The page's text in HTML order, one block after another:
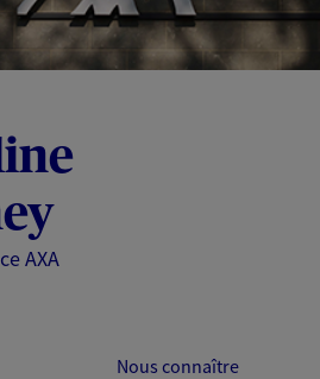
de
page
AXA
Nous connaître